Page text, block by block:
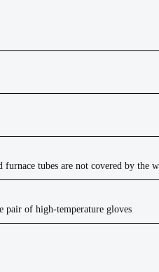
tubes are not covered by the
pair of high-temperature gloves